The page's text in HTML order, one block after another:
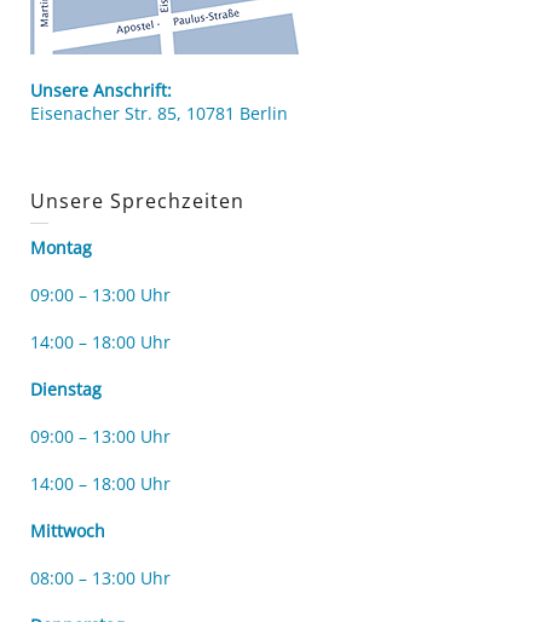
Unsere Anschrift:
Eisenacher Str. 85, 10781 Berlin
Unsere Sprechzeiten
Montag
09:00 – 13:00 Uhr
14:00 – 18:00 Uhr
Dienstag
09:00 – 13:00 Uhr
14:00 – 18:00 Uhr
Mittwoch
08:00 – 13:00 Uhr